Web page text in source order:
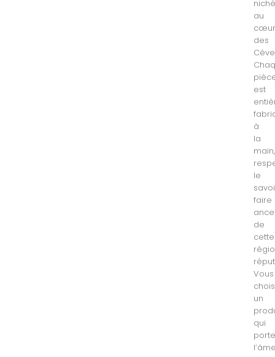
au
des
est
à
la
main,
le
faire
de
cette
Vous
un
qui